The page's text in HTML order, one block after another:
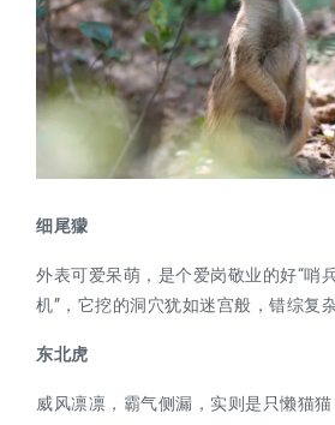
细尾獴
外表可爱呆萌，是个爱岗敬业的好“哨
机”，它挖的洞穴犹如迷宫般，错综复杂
东北虎
威风凛凛，霸气侧漏，实则是只懒猫